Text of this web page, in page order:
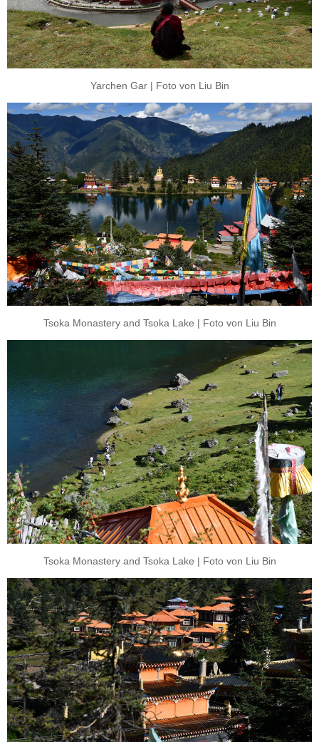
Yarchen Gar | Foto von Liu Bin
Tsoka Monastery and Tsoka Lake | Foto von Liu Bin
Tsoka Monastery and Tsoka Lake | Foto von Liu Bin